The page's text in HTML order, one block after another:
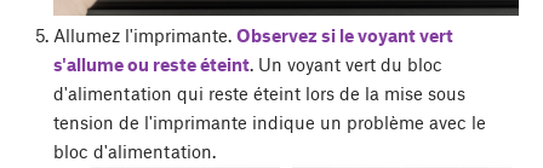
Allumez l'imprimante. Observez si le voyant vert
s'allume ou reste éteint. Un voyant vert du bloc
d'alimentation qui reste éteint lors de la mise sous
tension de l'imprimante indique un problème avec le
bloc d'alimentation.